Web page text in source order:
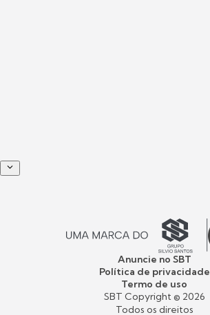
Anuncie no SBT
Política de privacidade
Termo de uso
SBT Copyright © 2026
Todos os direitos